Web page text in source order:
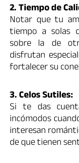
2. Tiempo de
Notar que tu
tiempo a solas
sobre la de
disfrutan
fortalecer su
3. Celos Sutiles:
Si te das
incómodos
interesan
de que tienen